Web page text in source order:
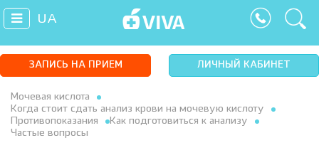
UA
ЗАПИСЬ НА ПРИЕМ ЛИЧНЫЙ КАБИНЕТ
Мочевая кислота
Когда стоит сдать анализ крови на мочевую кислоту
Противопоказания
Как подготовиться к анализу
Частые вопросы